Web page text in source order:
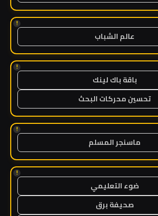
!
عالم الشباب
!
باقة باك لينك
تحسين محركات البحث
!
ماسنجر المسلم
!
ضوء التعليمي
صحيفة برق